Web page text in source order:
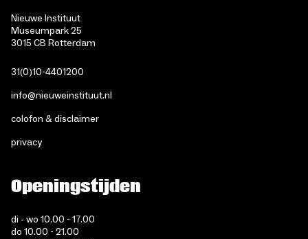
Nieuwe Instituut
Museumpark 25
3015 CB Rotterdam
31(0)10-4401200
info@nieuweinstituut.nl
colofon & disclaimer
privacy
Openingstijden
di - wo 10.00 - 17.00
do 10.00 - 21.00